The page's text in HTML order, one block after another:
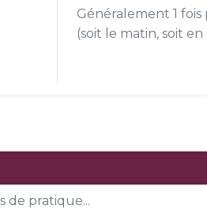
Généralement 1 fois
(soit le matin, soit en
de pratique...